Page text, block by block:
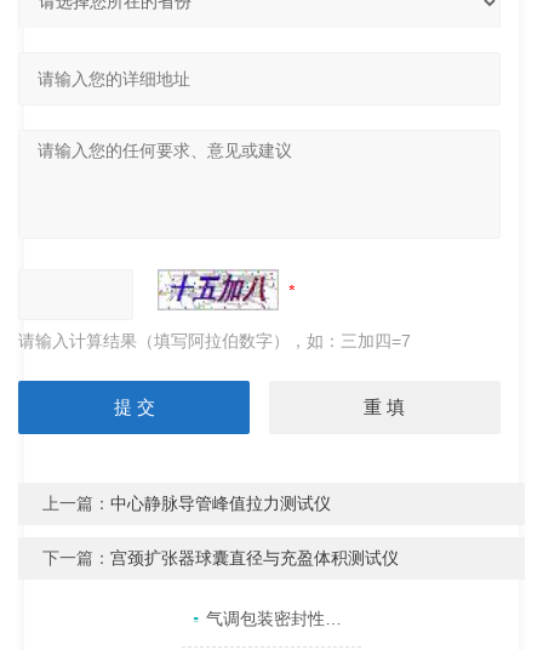
请输入计算结果（填写阿拉伯数字），如：三加四=7
上一篇：中心静脉导管峰值拉力测试仪
下一篇：宫颈扩张器球囊直径与充盈体积测试仪
相关文章 气调包装密封性测试仪在行业内发展前景广阔